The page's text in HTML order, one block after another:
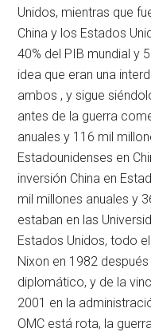
Unidos, mientras que
China y los Estados
40% del PIB mundial y
idea que eran una
ambos , y sigue
antes de la guerra
anuales y 116 mil
Estadounidenses en
inversión China en
mil millones anuales y
estaban en las
Estados Unidos, todo
Nixon en 1982
diplomático, y de la
2001 en la
OMC está rota, la